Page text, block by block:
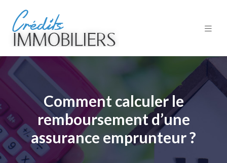
Comment calculer le
remboursement d’une
assurance emprunteur ?